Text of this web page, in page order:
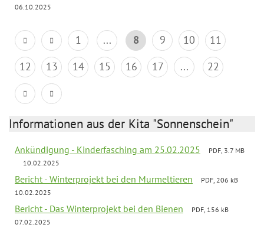
06.10.2025
1 ... 8 9 10
11
12
13 14 15 16 17 ... 22
Informationen aus der Kita "Sonnenschein"
Ankündigung - Kinderfasching am 25.02.2025
PDF, 3.7 MB
10.02.2025
Bericht - Winterprojekt bei den Murmeltieren
PDF, 206 kB
10.02.2025
Bericht - Das Winterprojekt bei den Bienen
PDF, 156 kB
07.02.2025